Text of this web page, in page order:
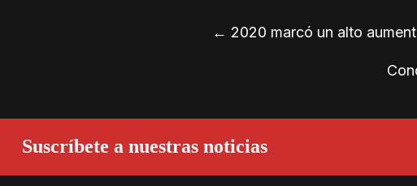
← 2020 marcó un alto
Suscríbete a nuestras noticias